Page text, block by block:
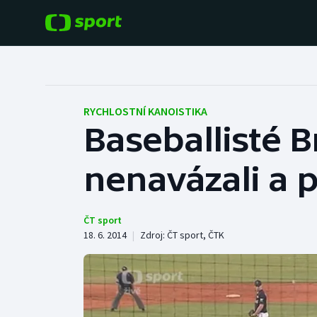
Hokej
Tenis
Cyklistika
Baseball a softbal
Basketbal
Boby a skeleton
Box
RYCHLOSTNÍ KANOISTIKA
Baseballisté
nenavázali a
ČT sport
18. 6. 2014 | Zdroj: ČT sport, ČTK